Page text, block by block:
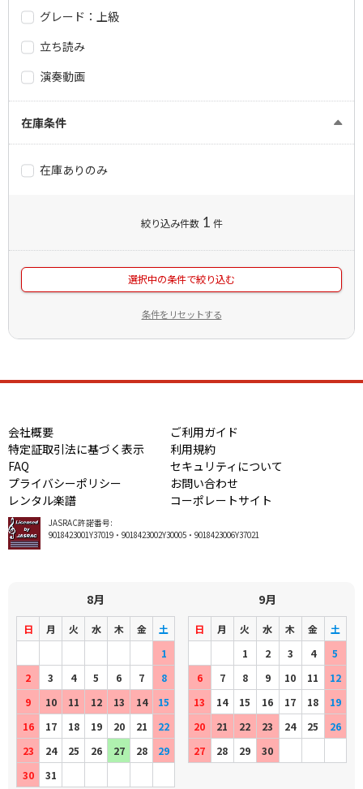
グレード：上級
立ち読み
演奏動画
在庫条件
在庫ありのみ
絞り込み件数 1 件
選択中の条件で絞り込む
条件をリセットする
会社概要
ご利用ガイド
特定証取引法に基づく表示
利用規約
FAQ
セキュリティについて
プライバシーポリシー
お問い合わせ
レンタル楽譜
コーポレートサイト
JASRAC許諾番号:
9018423001Y37019・9018423002Y30005・9018423006Y37021
8月
日 月 火 水 木 金
土
1
2
3 4 5 6 7
8
9
10 11 12 13 14
15
16
17 18 19 20 21
22
23
24 25 26 27 28
29
30
31
9月
日 月 火 水 木 金
土
1
2 3 4
5
6
7 8 9 10 11
12
13
14 15 16 17 18
19
20
21 22 23 24 25
26
27
28 29 30